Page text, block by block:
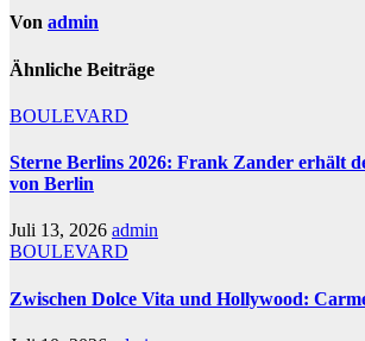
Von admin
Ähnliche Beiträge
BOULEVARD
Sterne Berlins 2026: Frank Zander erhält
von Berlin
Juli 13, 2026 admin
BOULEVARD
Zwischen Dolce Vita und Hollywood: